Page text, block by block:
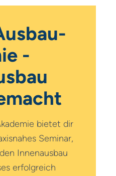
-
bietet dir
Seminar,
Innenausbau
erfolgreich